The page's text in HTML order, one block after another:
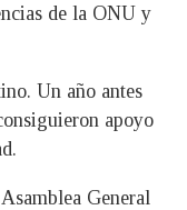
de la ONU y
Un año antes
apoyo
General